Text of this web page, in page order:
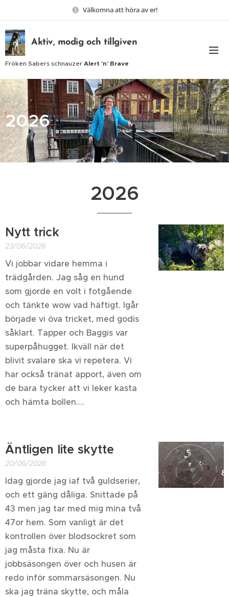
Välkomna att höra av er!
Aktiv, modig och tillgiven
Fröken Sabers schnauzer Alert 'n' Brave
2026
2026
Nytt trick
23/06/2026
Vi jobbar vidare hemma i
trädgården. Jag såg en hund
som gjorde en volt i fotgående
och tänkte wow vad häftigt. Igår
började vi öva tricket, med godis
såklart. Tapper och Baggis var
superpåhugget. Ikväll när det
blivit svalare ska vi repetera. Vi
har också tränat apport, även om
de bara tycker att vi leker kasta
och hämta bollen....
Äntligen lite skytte
20/06/2026
Idag gjorde jag iaf två guldserier,
och ett gäng dåliga. Snittade på
43 men jag tar med mig mina två
47or hem. Som vanligt är det
kontrollen över blodsockret som
jag måsta fixa. Nu är
jobbsäsongen över och husen är
redo inför sommarsäsongen. Nu
ska jag träna skytte, och måla